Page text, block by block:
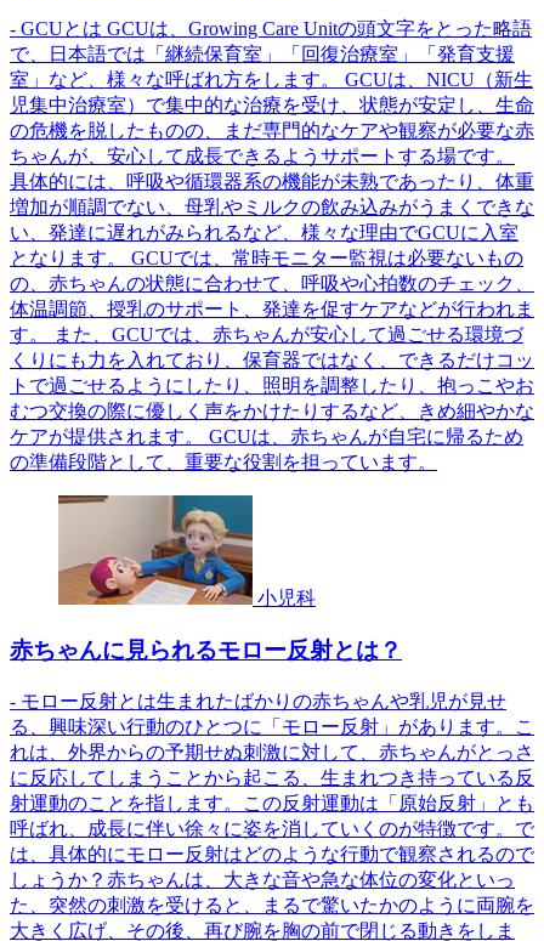
- GCUとは GCUは、Growing Care Unitの頭文字をとった略語
で、日本語では「継続保育室」「回復治療室」「発育支援
室」など、様々な呼ばれ方をします。 GCUは、NICU（新生
児集中治療室）で集中的な治療を受け、状態が安定し、生命
の危機を脱したものの、まだ専門的なケアや観察が必要な赤
ちゃんが、安心して成長できるようサポートする場です。
具体的には、呼吸や循環器系の機能が未熟であったり、体重
増加が順調でない、母乳やミルクの飲み込みがうまくできな
い、発達に遅れがみられるなど、様々な理由でGCUに入室
となります。 GCUでは、常時モニター監視は必要ないもの
の、赤ちゃんの状態に合わせて、呼吸や心拍数のチェック、
体温調節、授乳のサポート、発達を促すケアなどが行われま
す。 また、GCUでは、赤ちゃんが安心して過ごせる環境づ
くりにも力を入れており、保育器ではなく、できるだけコッ
トで過ごせるようにしたり、照明を調整したり、抱っこやお
むつ交換の際に優しく声をかけたりするなど、きめ細やかな
ケアが提供されます。 GCUは、赤ちゃんが自宅に帰るため
の準備段階として、重要な役割を担っています。
小児科
赤ちゃんに見られるモロー反射とは？
- モロー反射とは生まれたばかりの赤ちゃんや乳児が見せ
る、興味深い行動のひとつに「モロー反射」があります。こ
れは、外界からの予期せぬ刺激に対して、赤ちゃんがとっさ
に反応してしまうことから起こる、生まれつき持っている反
射運動のことを指します。この反射運動は「原始反射」とも
呼ばれ、成長に伴い徐々に姿を消していくのが特徴です。で
は、具体的にモロー反射はどのような行動で観察されるので
しょうか？赤ちゃんは、大きな音や急な体位の変化といっ
た、突然の刺激を受けると、まるで驚いたかのように両腕を
大きく広げ、その後、再び腕を胸の前で閉じる動きをしま